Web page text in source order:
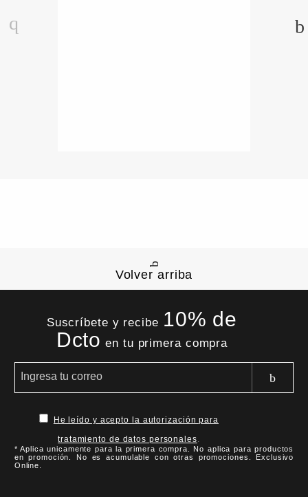
Volver arriba
Suscríbete y recibe 10% de
Dcto en tu primera compra
He leído y acepto la autorización para
tratamiento de datos personales.
* Aplica unicamente para la primera compra. No aplica para productos
en promoción. No es acumulable con otras promociones. Exclusivo
Online.